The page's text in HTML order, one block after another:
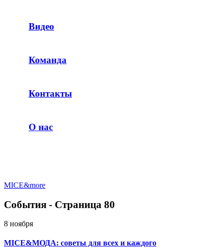
Видео
Команда
Контакты
О нас
MICE&more
События - Страница 80
8 ноября
MICE&МОДА: советы для всех и каждого